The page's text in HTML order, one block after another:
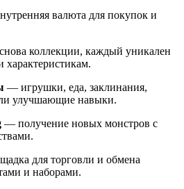
валюта для покупок и
коллекции, каждый уникален
— игрушки, еда, заклинания,
улучшающие навыки.
— получение новых монстров с
для торговли и обмена
и наборами.